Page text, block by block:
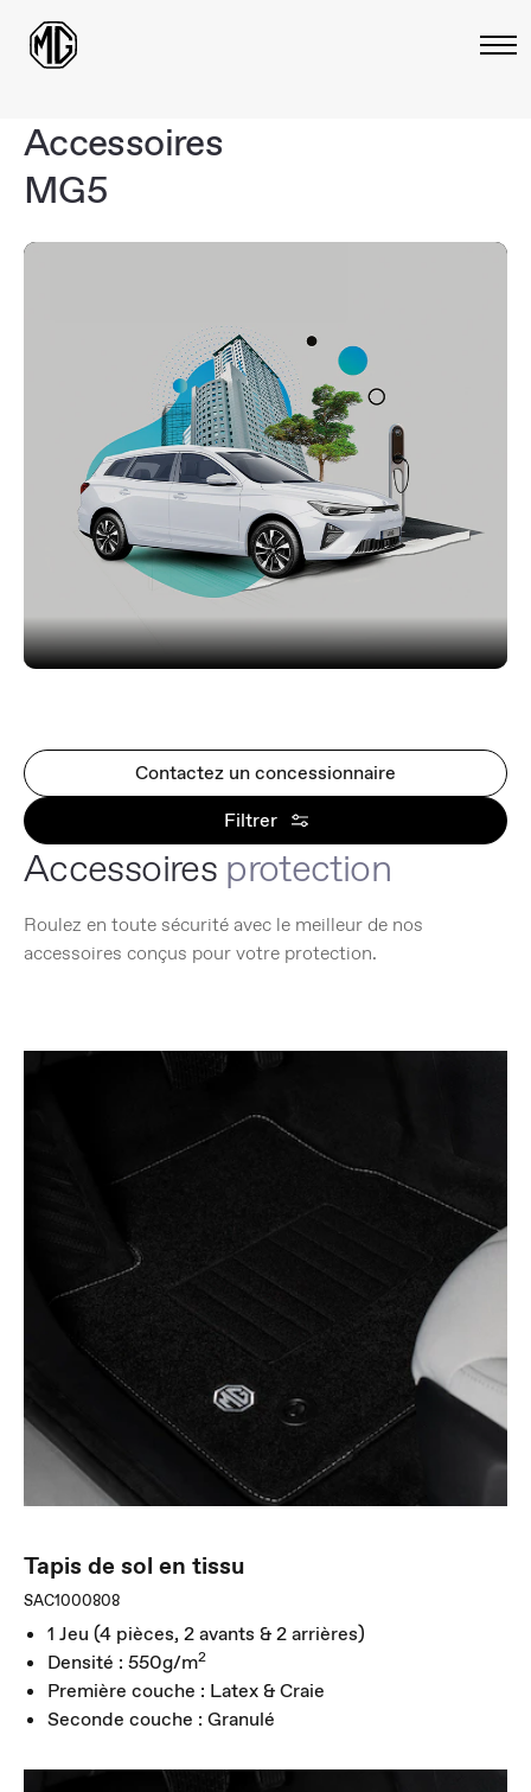
Accessoires
MG5
Contactez un concessionnaire
Filtrer
Accessoiresprotection
Roulez en toute sécurité avec le meilleur de nos
accessoires conçus pour votre protection.
Tapis de sol en tissu
SAC1000808
1 Jeu (4 pièces, 2 avants & 2 arrières)
Densité : 550g/m2
Première couche : Latex & Craie
Seconde couche : Granulé